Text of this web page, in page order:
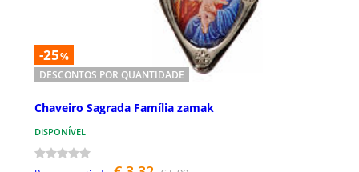
-25%
DESCONTOS POR QUANTIDADE
Chaveiro Sagrada Família zamak
DISPONÍVEL